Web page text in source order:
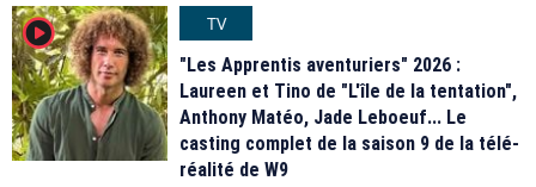
player2
TV
"Les Apprentis aventuriers" 2026 :
Laureen et Tino de "L'île de la tentation",
Anthony Matéo, Jade Leboeuf... Le
casting complet de la saison 9 de la télé-
réalité de W9